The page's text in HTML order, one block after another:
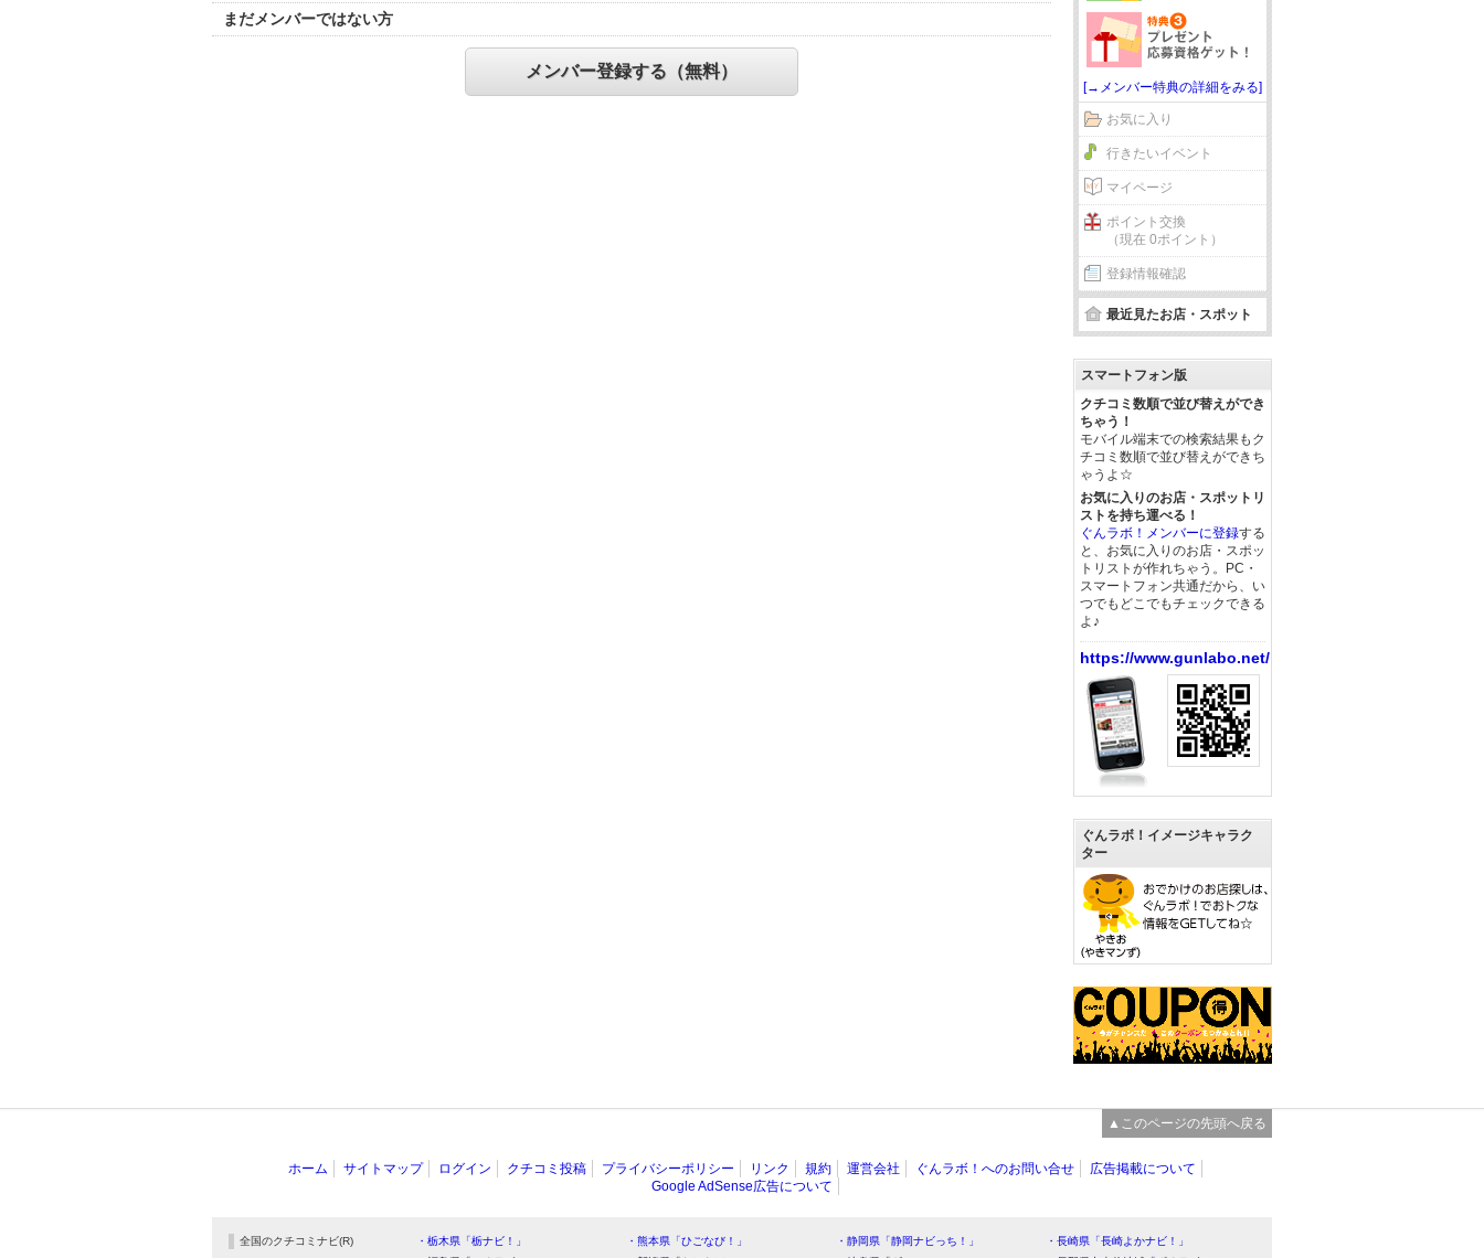
まだメンバーではない方
メンバー登録する（無料）
[→メンバー特典の詳細をみる]
お気に入り
行きたいイベント
マイページ
ポイント交換
（現在 0ポイント）
登録情報確認
最近見たお店・スポット
スマートフォン版
クチコミ数順で並び替えができ
ちゃう！
モバイル端末での検索結果もク
チコミ数順で並び替えができち
ゃうよ☆
お気に入りのお店・スポットリ
ストを持ち運べる！
ぐんラボ！メンバーに登録する
と、お気に入りのお店・スポッ
トリストが作れちゃう。PC・
スマートフォン共通だから、い
つでもどこでもチェックできる
よ♪
https://www.gunlabo.net/
ぐんラボ！イメージキャラク
ター
▲このページの先頭へ戻る
ホーム サイトマップ ログイン クチコミ投稿 プライバシーポリシー リンク 規約 運営会社 ぐんラボ！へのお問い合せ
広告掲載について
Google AdSense広告について
全国のクチコミナビ(R) ・栃木県「栃ナビ！」 ・熊本県「ひごなび！」 ・静岡県「静岡ナビっち！」
・長崎県「長崎よかナビ！」